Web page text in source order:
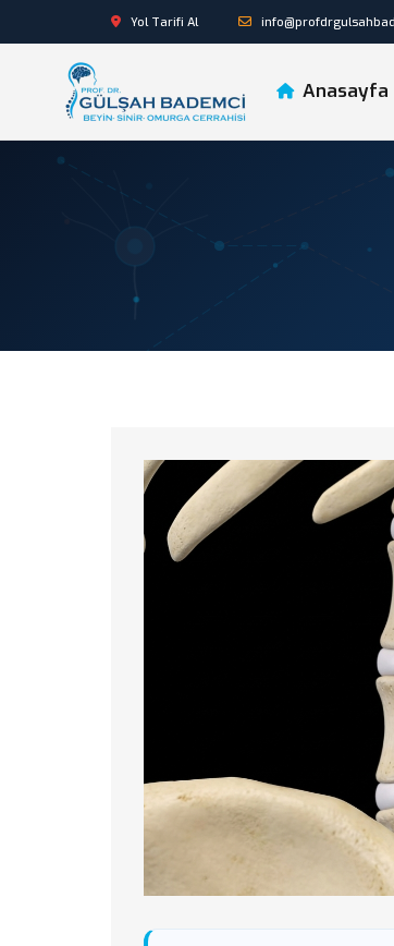
Yol Tarifi Al
Anasayfa